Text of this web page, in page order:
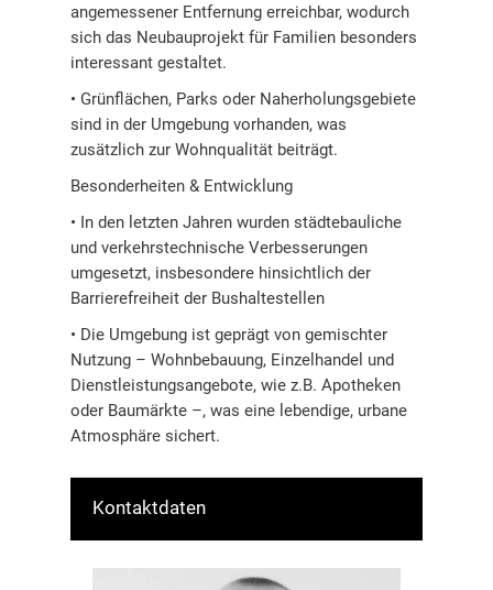
angemessener Entfernung erreichbar, wodurch
sich das Neubauprojekt für Familien besonders
interessant gestaltet.
• Grünflächen, Parks oder Naherholungsgebiete
sind in der Umgebung vorhanden, was
zusätzlich zur Wohnqualität beiträgt.
Besonderheiten & Entwicklung
• In den letzten Jahren wurden städtebauliche
und verkehrstechnische Verbesserungen
umgesetzt, insbesondere hinsichtlich der
Barrierefreiheit der Bushaltestellen
• Die Umgebung ist geprägt von gemischter
Nutzung – Wohnbebauung, Einzelhandel und
Dienstleistungsangebote, wie z.B. Apotheken
oder Baumärkte –, was eine lebendige, urbane
Atmosphäre sichert.
Kontaktdaten